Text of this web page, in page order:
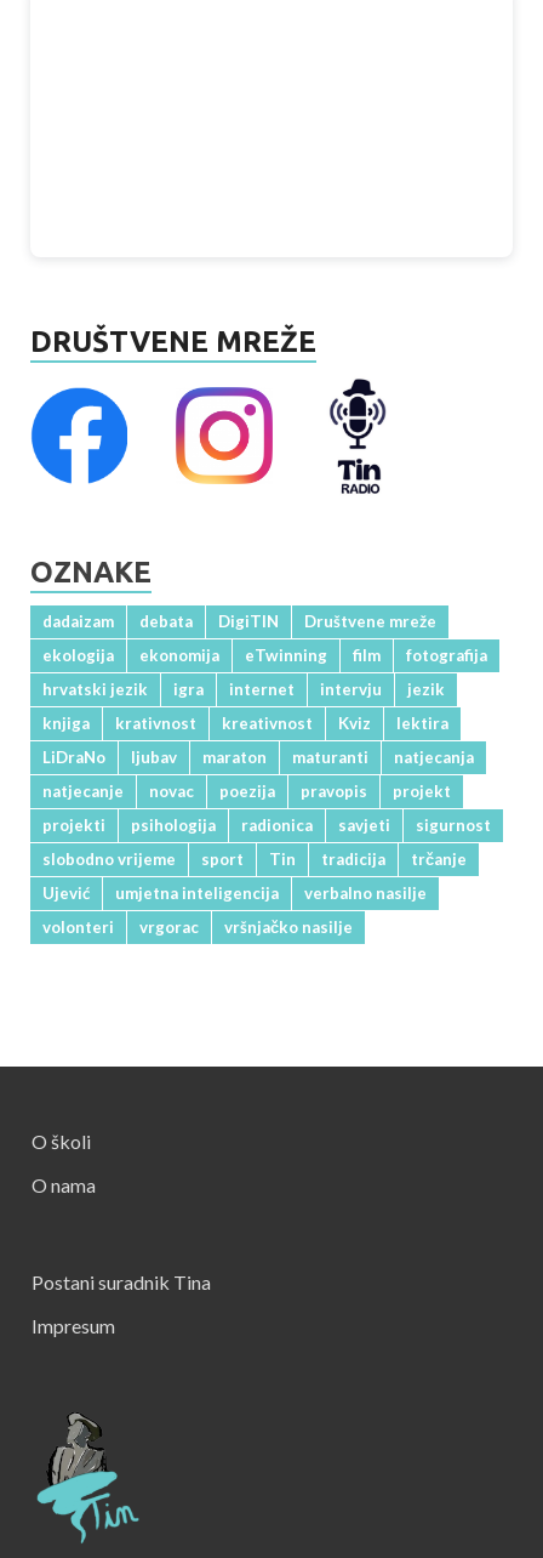
DRUŠTVENE MREŽE
OZNAKE
dadaizam debata DigiTIN
Društvene mreže
ekologija
ekonomija eTwinning film
fotografija
hrvatski jezik
igra internet intervju
jezik
knjiga
krativnost kreativnost Kviz
lektira
LiDraNo
ljubav maraton maturanti
natjecanja
natjecanje
novac poezija pravopis
projekt
projekti
psihologija radionica savjeti
sigurnost
slobodno vrijeme
sport Tin tradicija
trčanje
Ujević
umjetna inteligencija
verbalno nasilje
volonteri
vrgorac vršnjačko nasilje
O školi
O nama
Postani suradnik Tina
Impresum